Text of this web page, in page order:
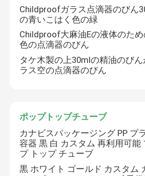
Childproofガラス点滴器のびん
の青いこはく色の緑
Childproof大麻油Eの液体のため
色の点滴器のびん
タケ木製の上30mlの精油のび
ラス空の点滴器のびん
ポップトップチューブ
カナビスパッケージング PP プ
容器 黒 白 カスタム 再利用可能
プ トップ チューブ
黒 ホワイト ゴールド カスタム